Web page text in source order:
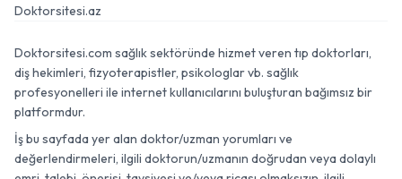
Doktorsitesi.az
Doktorsitesi.com sağlık sektöründe hizmet veren tıp doktorları,
diş hekimleri, fizyoterapistler, psikologlar vb. sağlık
profesyonelleri ile internet kullanıcılarını buluşturan bağımsız bir
platformdur.
İş bu sayfada yer alan doktor/uzman yorumları ve
değerlendirmeleri, ilgili doktorun/uzmanın doğrudan veya dolaylı